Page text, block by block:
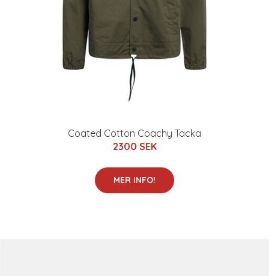
Coated Cotton Coachy Täcka
2300 SEK
MER INFO!